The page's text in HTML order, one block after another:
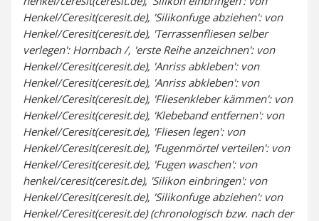
Henkel/Ceresit(ceresit.de), 'Silikonfuge abziehen': von
Henkel/Ceresit(ceresit.de), 'Terrassenfliesen selber
verlegen': Hornbach /, 'erste Reihe anzeichnen': von
Henkel/Ceresit(ceresit.de), 'Anriss abkleben': von
Henkel/Ceresit(ceresit.de), 'Anriss abkleben': von
Henkel/Ceresit(ceresit.de), 'Fliesenkleber kämmen': von
Henkel/Ceresit(ceresit.de), 'Klebeband entfernen': von
Henkel/Ceresit(ceresit.de), 'Fliesen legen': von
Henkel/Ceresit(ceresit.de), 'Fugenmörtel verteilen': von
Henkel/Ceresit(ceresit.de), 'Fugen waschen': von
henkel/ceresit(ceresit.de), 'Silikon einbringen': von
Henkel/Ceresit(ceresit.de), 'Silikonfuge abziehen': von
Henkel/Ceresit(ceresit.de) (chronologisch bzw. nach der